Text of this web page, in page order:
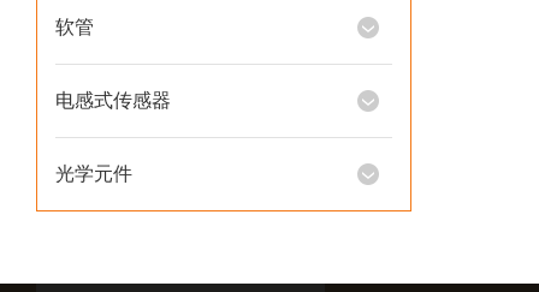
软管
电感式传感器
光学元件